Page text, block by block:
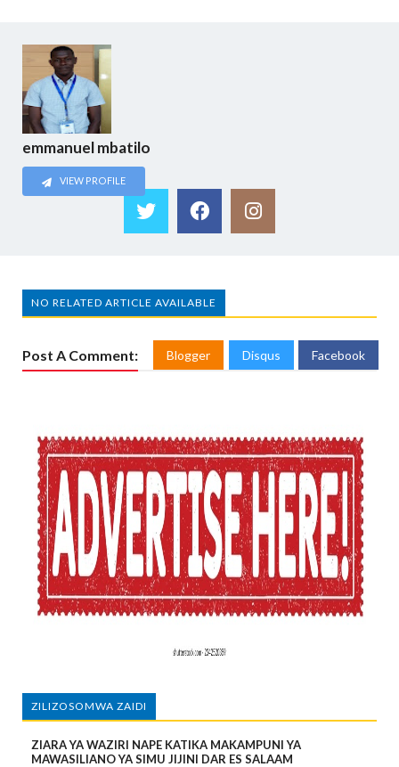
emmanuel mbatilo
VIEW PROFILE
NO RELATED ARTICLE AVAILABLE
Post A Comment: Blogger Disqus Facebook
ZILIZOSOMWA ZAIDI
ZIARA YA WAZIRI NAPE KATIKA MAKAMPUNI YA
MAWASILIANO YA SIMU JIJINI DAR ES SALAAM